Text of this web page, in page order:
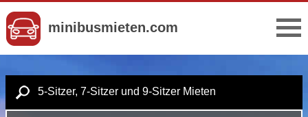
minibusmieten.com
5-Sitzer, 7-Sitzer und 9-Sitzer Mieten